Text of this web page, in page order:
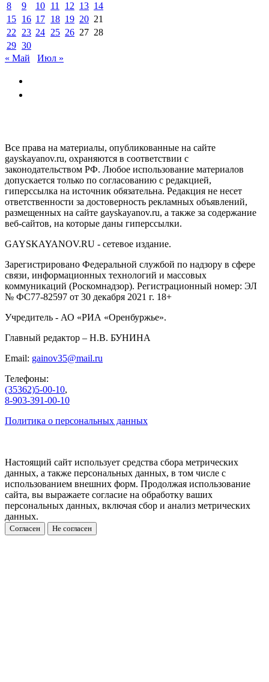
8 9 10 11 12 13 14
15 16 17 18 19 20 21
22
23 24 25 26 27 28
29 30
« Май
Июл »
Все права на материалы, опубликованные на сайте
gayskayanov.ru, охраняются в соответствии с
законодательством РФ. Любое использование материалов
допускается только по согласованию с редакцией,
гиперссылка на источник обязательна. Редакция не несет
ответственности за достоверность рекламных объявлений,
размещенных на сайте gayskayanov.ru, а также за содержание
веб-сайтов, на которые даны гиперссылки.
GAYSKAYANOV.RU - сетевое издание.
Зарегистрировано Федеральной службой по надзору в сфере
связи, информационных технологий и массовых
коммуникаций (Роскомнадзор). Регистрационный номер: ЭЛ
№ ФС77-82597 от 30 декабря 2021 г. 18+
Учредитель - АО «РИА «Оренбуржье».
Главный редактор – Н.В. БУНИНА
Email: gainov35@mail.ru
Телефоны:
(35362)5-00-10,
8-903-391-00-10
Политика о персональных данных
Настоящий сайт использует средства сбора метрических
данных, а также персональных данных, в том числе с
использованием внешних форм. Продолжая использование
сайта, вы выражаете согласие на обработку ваших
персональных данных, включая сбор и анализ метрических
данных.
Согласен Не согласен